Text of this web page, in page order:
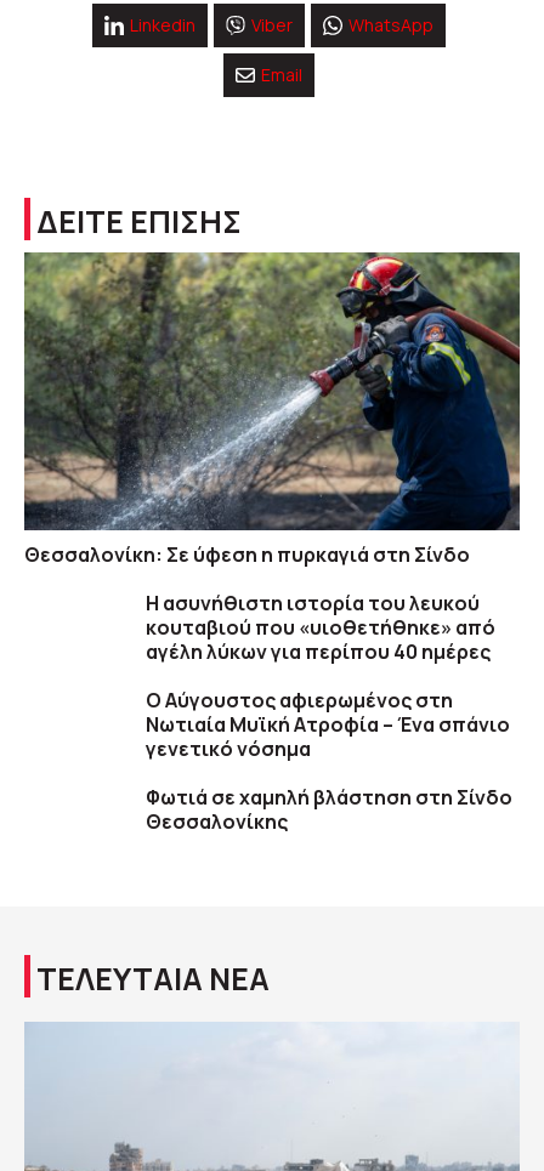
Linkedin Viber WhatsApp
Email
ΔΕΙΤΕ ΕΠΙΣΗΣ
Θεσσαλονίκη: Σε ύφεση η πυρκαγιά στη Σίνδο
Η ασυνήθιστη ιστορία του λευκού
κουταβιού που «υιοθετήθηκε» από
αγέλη λύκων για περίπου 40 ημέρες
Ο Αύγουστος αφιερωμένος στη
Νωτιαία Μυϊκή Ατροφία – Ένα σπάνιο
γενετικό νόσημα
Φωτιά σε χαμηλή βλάστηση στη Σίνδο
Θεσσαλονίκης
ΤΕΛΕΥΤΑΙΑ ΝΕΑ